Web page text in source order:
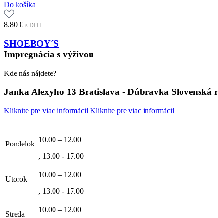
Do košíka
8.80 € s DPH
SHOEBOY´S
Impregnácia s výživou
Kde nás nájdete?
Janka Alexyho 13 Bratislava - Dúbravka Slovenská
Kliknite pre viac informáciíKliknite pre viac informácií
Pondelok
10.00 – 12.00
, 13.00 - 17.00
Utorok
10.00 – 12.00
, 13.00 - 17.00
Streda
10.00 – 12.00